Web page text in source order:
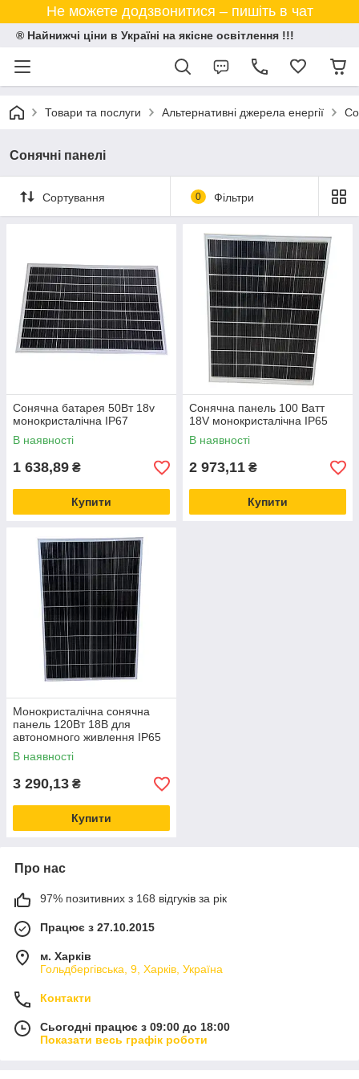
Не можете додзвонитися – пишіть в чат
® Найнижчі ціни в Україні на якісне освітлення !!!
Товари та послуги Альтернативні джерела енергії
Сонячні панелі
Сортування 0 Фільтри
Сонячна батарея 50Вт 18v
монокристалічна IP67
В наявності
1 638,89 ₴
Купити
Сонячна панель 100 Ватт
18V монокристалічна IP65
В наявності
2 973,11 ₴
Купити
Монокристалічна сонячна
панель 120Вт 18В для
автономного живлення IP65
В наявності
3 290,13 ₴
Купити
Про нас
97% позитивних з 168 відгуків за рік
Працює з 27.10.2015
м. Харків
Гольдбергівська, 9, Харків, Україна
Контакти
Сьогодні працює з 09:00 до 18:00
Показати весь графік роботи